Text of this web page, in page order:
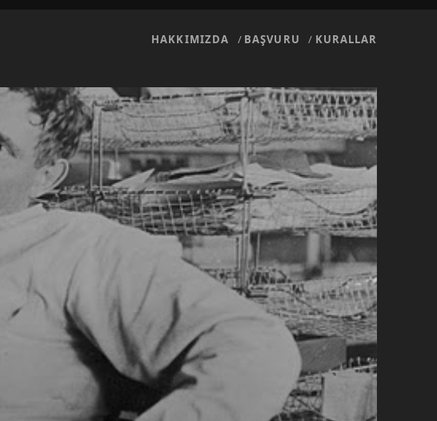
HAKKIMIZDA BAŞVURU KURALLAR